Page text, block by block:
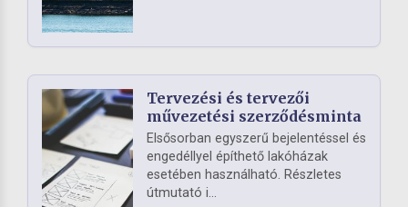
Tervezési és tervezői
művezetési szerződésminta
Elsősorban egyszerű bejelentéssel és
engedéllyel építhető lakóházak
esetében használható. Részletes
útmutató i...